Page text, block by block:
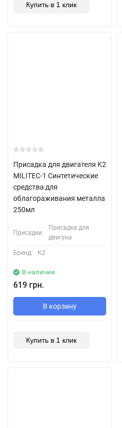
Купить в 1 клик
Присадка для двигателя K2
MILITEC-1 Синтетические
средства для
облагораживания металла
250мл
Присадки:
Присадка для
двигуна
Бренд: K2
В наличии
619 грн.
В корзину
Купить в 1 клик